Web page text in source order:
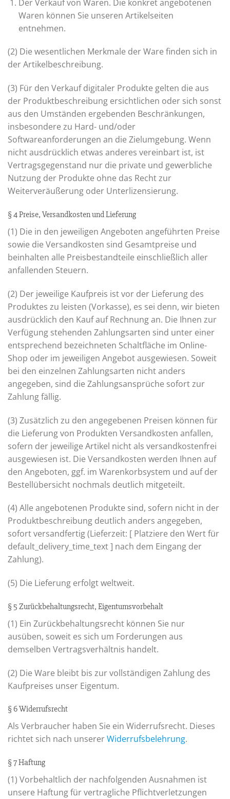
Der Verkauf von Waren. Die konkret angebotenen
Waren können Sie unseren Artikelseiten
entnehmen.
(2) Die wesentlichen Merkmale der Ware finden sich in
der Artikelbeschreibung.
(3) Für den Verkauf digitaler Produkte gelten die aus
der Produktbeschreibung ersichtlichen oder sich sonst
aus den Umständen ergebenden Beschränkungen,
insbesondere zu Hard- und/oder
Softwareanforderungen an die Zielumgebung. Wenn
nicht ausdrücklich etwas anderes vereinbart ist, ist
Vertragsgegenstand nur die private und gewerbliche
Nutzung der Produkte ohne das Recht zur
Weiterveräußerung oder Unterlizensierung.
§ 4 Preise, Versandkosten und Lieferung
(1) Die in den jeweiligen Angeboten angeführten Preise
sowie die Versandkosten sind Gesamtpreise und
beinhalten alle Preisbestandteile einschließlich aller
anfallenden Steuern.
(2) Der jeweilige Kaufpreis ist vor der Lieferung des
Produktes zu leisten (Vorkasse), es sei denn, wir bieten
ausdrücklich den Kauf auf Rechnung an. Die Ihnen zur
Verfügung stehenden Zahlungsarten sind unter einer
entsprechend bezeichneten Schaltfläche im Online-
Shop oder im jeweiligen Angebot ausgewiesen. Soweit
bei den einzelnen Zahlungsarten nicht anders
angegeben, sind die Zahlungsansprüche sofort zur
Zahlung fällig.
(3) Zusätzlich zu den angegebenen Preisen können für
die Lieferung von Produkten Versandkosten anfallen,
sofern der jeweilige Artikel nicht als versandkostenfrei
ausgewiesen ist. Die Versandkosten werden Ihnen auf
den Angeboten, ggf. im Warenkorbsystem und auf der
Bestellübersicht nochmals deutlich mitgeteilt.
(4) Alle angebotenen Produkte sind, sofern nicht in der
Produktbeschreibung deutlich anders angegeben,
sofort versandfertig (Lieferzeit: [ Platziere den Wert für
default_delivery_time_text ] nach dem Eingang der
Zahlung).
(5) Die Lieferung erfolgt weltweit.
§ 5 Zurückbehaltungsrecht, Eigentumsvorbehalt
(1) Ein Zurückbehaltungsrecht können Sie nur
ausüben, soweit es sich um Forderungen aus
demselben Vertragsverhältnis handelt.
(2) Die Ware bleibt bis zur vollständigen Zahlung des
Kaufpreises unser Eigentum.
§ 6 Widerrufsrecht
Als Verbraucher haben Sie ein Widerrufsrecht. Dieses
richtet sich nach unsererWiderrufsbelehrung.
§ 7 Haftung
(1) Vorbehaltlich der nachfolgenden Ausnahmen ist
unsere Haftung für vertragliche Pflichtverletzungen